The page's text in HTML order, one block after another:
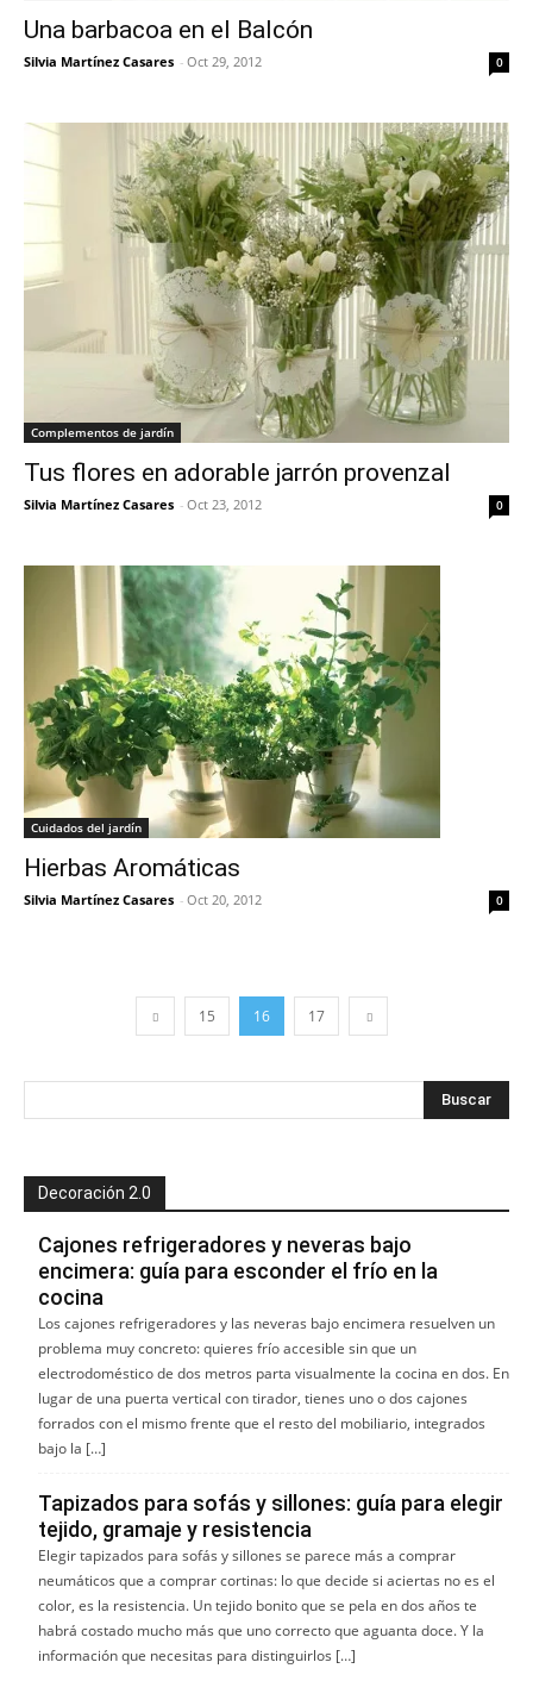
Una barbacoa en el Balcón
Silvia Martínez Casares - Oct 29, 2012 0
Complementos de jardín
Tus flores en adorable jarrón provenzal
Silvia Martínez Casares - Oct 23, 2012 0
Cuidados del jardín
Hierbas Aromáticas
Silvia Martínez Casares - Oct 20, 2012 0
15 16 17
Decoración 2.0
Cajones refrigeradores y neveras bajo
encimera: guía para esconder el frío en la
cocina
Los cajones refrigeradores y las neveras bajo encimera resuelven un
problema muy concreto: quieres frío accesible sin que un
electrodoméstico de dos metros parta visualmente la cocina en dos. En
lugar de una puerta vertical con tirador, tienes uno o dos cajones
forrados con el mismo frente que el resto del mobiliario, integrados
bajo la […]
Tapizados para sofás y sillones: guía para elegir
tejido, gramaje y resistencia
Elegir tapizados para sofás y sillones se parece más a comprar
neumáticos que a comprar cortinas: lo que decide si aciertas no es el
color, es la resistencia. Un tejido bonito que se pela en dos años te
habrá costado mucho más que uno correcto que aguanta doce. Y la
información que necesitas para distinguirlos […]